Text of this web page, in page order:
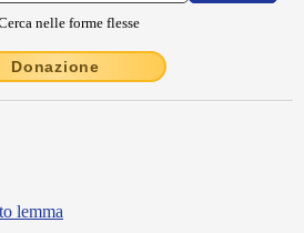
nelle forme flesse
Donazione
lemma